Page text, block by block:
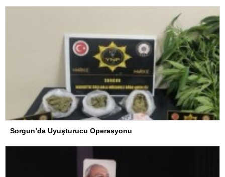
Sorgun’da Uyuşturucu Operasyonu